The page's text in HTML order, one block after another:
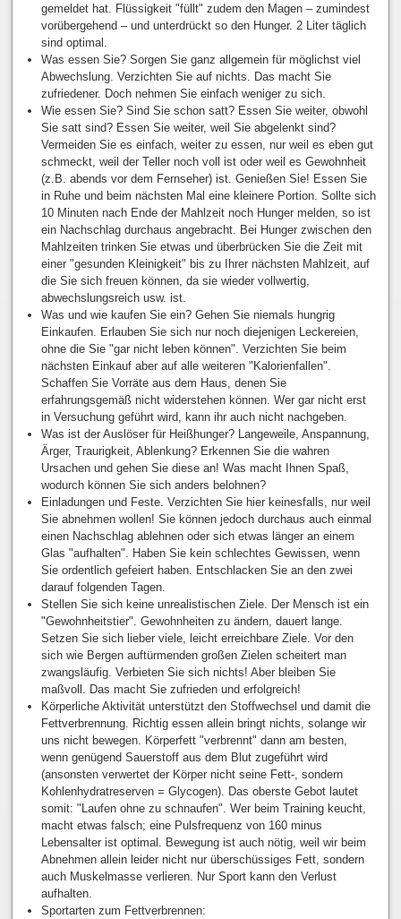
gemeldet hat. Flüssigkeit "füllt" zudem den Magen – zumindest
vorübergehend – und unterdrückt so den Hunger. 2 Liter täglich
sind optimal.
Was essen Sie? Sorgen Sie ganz allgemein für möglichst viel
Abwechslung. Verzichten Sie auf nichts. Das macht Sie
zufriedener. Doch nehmen Sie einfach weniger zu sich.
Wie essen Sie? Sind Sie schon satt? Essen Sie weiter, obwohl
Sie satt sind? Essen Sie weiter, weil Sie abgelenkt sind?
Vermeiden Sie es einfach, weiter zu essen, nur weil es eben gut
schmeckt, weil der Teller noch voll ist oder weil es Gewohnheit
(z.B. abends vor dem Fernseher) ist. Genießen Sie! Essen Sie
in Ruhe und beim nächsten Mal eine kleinere Portion. Sollte sich
10 Minuten nach Ende der Mahlzeit noch Hunger melden, so ist
ein Nachschlag durchaus angebracht. Bei Hunger zwischen den
Mahlzeiten trinken Sie etwas und überbrücken Sie die Zeit mit
einer "gesunden Kleinigkeit" bis zu Ihrer nächsten Mahlzeit, auf
die Sie sich freuen können, da sie wieder vollwertig,
abwechslungsreich usw. ist.
Was und wie kaufen Sie ein? Gehen Sie niemals hungrig
Einkaufen. Erlauben Sie sich nur noch diejenigen Leckereien,
ohne die Sie "gar nicht leben können". Verzichten Sie beim
nächsten Einkauf aber auf alle weiteren "Kalorienfallen".
Schaffen Sie Vorräte aus dem Haus, denen Sie
erfahrungsgemäß nicht widerstehen können. Wer gar nicht erst
in Versuchung geführt wird, kann ihr auch nicht nachgeben.
Was ist der Auslöser für Heißhunger? Langeweile, Anspannung,
Ärger, Traurigkeit, Ablenkung? Erkennen Sie die wahren
Ursachen und gehen Sie diese an! Was macht Ihnen Spaß,
wodurch können Sie sich anders belohnen?
Einladungen und Feste. Verzichten Sie hier keinesfalls, nur weil
Sie abnehmen wollen! Sie können jedoch durchaus auch einmal
einen Nachschlag ablehnen oder sich etwas länger an einem
Glas "aufhalten". Haben Sie kein schlechtes Gewissen, wenn
Sie ordentlich gefeiert haben. Entschlacken Sie an den zwei
darauf folgenden Tagen.
Stellen Sie sich keine unrealistischen Ziele. Der Mensch ist ein
"Gewohnheitstier". Gewohnheiten zu ändern, dauert lange.
Setzen Sie sich lieber viele, leicht erreichbare Ziele. Vor den
sich wie Bergen auftürmenden großen Zielen scheitert man
zwangsläufig. Verbieten Sie sich nichts! Aber bleiben Sie
maßvoll. Das macht Sie zufrieden und erfolgreich!
Körperliche Aktivität unterstützt den Stoffwechsel und damit die
Fettverbrennung. Richtig essen allein bringt nichts, solange wir
uns nicht bewegen. Körperfett "verbrennt" dann am besten,
wenn genügend Sauerstoff aus dem Blut zugeführt wird
(ansonsten verwertet der Körper nicht seine Fett-, sondern
Kohlenhydratreserven = Glycogen). Das oberste Gebot lautet
somit: "Laufen ohne zu schnaufen". Wer beim Training keucht,
macht etwas falsch; eine Pulsfrequenz von 160 minus
Lebensalter ist optimal. Bewegung ist auch nötig, weil wir beim
Abnehmen allein leider nicht nur überschüssiges Fett, sondern
auch Muskelmasse verlieren. Nur Sport kann den Verlust
aufhalten.
Sportarten zum Fettverbrennen: